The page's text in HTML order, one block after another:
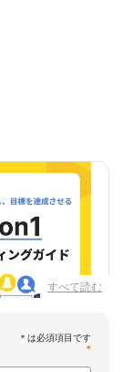
すべて読む
*